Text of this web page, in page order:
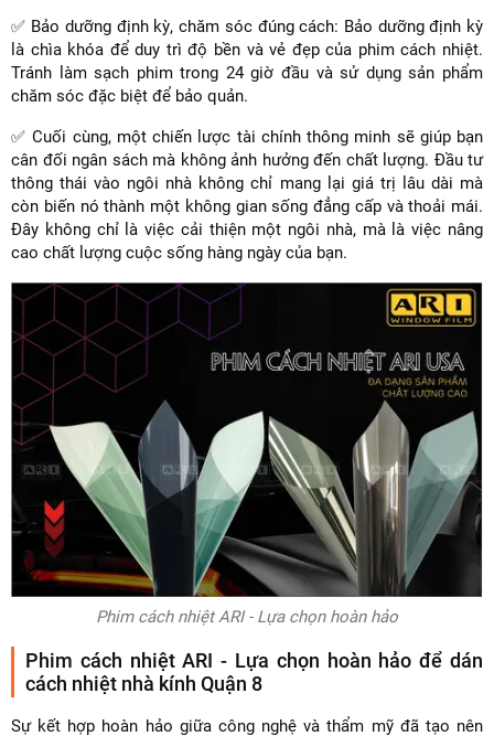
✅ Bảo dưỡng định kỳ, chăm sóc đúng cách: Bảo dưỡng định kỳ
là chìa khóa để duy trì độ bền và vẻ đẹp của phim cách nhiệt.
Tránh làm sạch phim trong 24 giờ đầu và sử dụng sản phẩm
chăm sóc đặc biệt để bảo quản.
✅ Cuối cùng, một chiến lược tài chính thông minh sẽ giúp bạn
cân đối ngân sách mà không ảnh hưởng đến chất lượng. Đầu tư
thông thái vào ngôi nhà không chỉ mang lại giá trị lâu dài mà
còn biến nó thành một không gian sống đẳng cấp và thoải mái.
Đây không chỉ là việc cải thiện một ngôi nhà, mà là việc nâng
cao chất lượng cuộc sống hàng ngày của bạn.
Phim cách nhiệt ARI - Lựa chọn hoàn hảo
Phim cách nhiệt ARI - Lựa chọn hoàn hảo để dán
cách nhiệt nhà kính Quận 8
Sự kết hợp hoàn hảo giữa công nghệ và thẩm mỹ đã tạo nên